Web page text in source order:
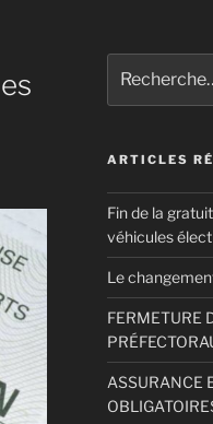
pour
:
ARTICLES
Fin de la
véhicules
Le
FERMETURE
ASSURANCE